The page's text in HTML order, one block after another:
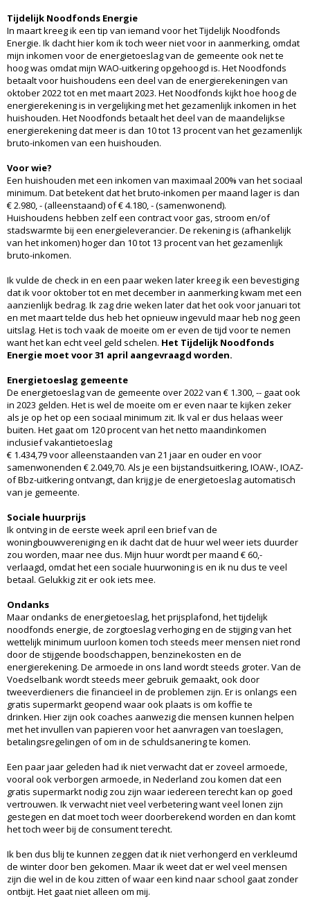
Tijdelijk Noodfonds Energie
In maart kreeg ik een tip van iemand voor het Tijdelijk Noodfonds
Energie. Ik dacht hier kom ik toch weer niet voor in aanmerking, omdat
mijn inkomen voor de energietoeslag van de gemeente ook net te
hoog was omdat mijn WAO-uitkering opgehoogd is. Het Noodfonds
betaalt voor huishoudens een deel van de energierekeningen van
oktober 2022 tot en met maart 2023. Het Noodfonds kijkt hoe hoog de
energierekening is in vergelijking met het gezamenlijk inkomen in het
huishouden. Het Noodfonds betaalt het deel van de maandelijkse
energierekening dat meer is dan 10 tot 13 procent van het gezamenlijk
bruto-inkomen van een huishouden.
Voor wie?
Een huishouden met een inkomen van maximaal 200% van het sociaal
minimum. Dat betekent dat het bruto-inkomen per maand lager is dan
€ 2.980, - (alleenstaand) of € 4.180, - (samenwonend).
Huishoudens hebben zelf een contract voor gas, stroom en/of
stadswarmte bij een energieleverancier. De rekening is (afhankelijk
van het inkomen) hoger dan 10 tot 13 procent van het gezamenlijk
bruto-inkomen.
Ik vulde de check in en een paar weken later kreeg ik een bevestiging
dat ik voor oktober tot en met december in aanmerking kwam met een
aanzienlijk bedrag. Ik zag drie weken later dat het ook voor januari tot
en met maart telde dus heb het opnieuw ingevuld maar heb nog geen
uitslag. Het is toch vaak de moeite om er even de tijd voor te nemen
want het kan echt veel geld schelen. Het Tijdelijk Noodfonds
Energie moet voor 31 april aangevraagd worden.
Energietoeslag gemeente
De energietoeslag van de gemeente over 2022 van € 1.300, -- gaat ook
in 2023 gelden. Het is wel de moeite om er even naar te kijken zeker
als je op het op een sociaal minimum zit. Ik val er dus helaas weer
buiten. Het gaat om 120 procent van het netto maandinkomen
inclusief vakantietoeslag
€ 1.434,79 voor alleenstaanden van 21 jaar en ouder en voor
samenwonenden € 2.049,70. Als je een bijstandsuitkering, IOAW-, IOAZ-
of Bbz-uitkering ontvangt, dan krijg je de energietoeslag automatisch
van je gemeente.
Sociale huurprijs
Ik ontving in de eerste week april een brief van de
woningbouwvereniging en ik dacht dat de huur wel weer iets duurder
zou worden, maar nee dus. Mijn huur wordt per maand € 60,-
verlaagd, omdat het een sociale huurwoning is en ik nu dus te veel
betaal. Gelukkig zit er ook iets mee.
Ondanks
Maar ondanks de energietoeslag, het prijsplafond, het tijdelijk
noodfonds energie, de zorgtoeslag verhoging en de stijging van het
wettelijk minimum uurloon komen toch steeds meer mensen niet rond
door de stijgende boodschappen, benzinekosten en de
energierekening. De armoede in ons land wordt steeds groter. Van de
Voedselbank wordt steeds meer gebruik gemaakt, ook door
tweeverdieners die financieel in de problemen zijn. Er is onlangs een
gratis supermarkt geopend waar ook plaats is om koffie te
drinken. Hier zijn ook coaches aanwezig die mensen kunnen helpen
met het invullen van papieren voor het aanvragen van toeslagen,
betalingsregelingen of om in de schuldsanering te komen.
Een paar jaar geleden had ik niet verwacht dat er zoveel armoede,
vooral ook verborgen armoede, in Nederland zou komen dat een
gratis supermarkt nodig zou zijn waar iedereen terecht kan op goed
vertrouwen. Ik verwacht niet veel verbetering want veel lonen zijn
gestegen en dat moet toch weer doorberekend worden en dan komt
het toch weer bij de consument terecht.
Ik ben dus blij te kunnen zeggen dat ik niet verhongerd en verkleumd
de winter door ben gekomen. Maar ik weet dat er wel veel mensen
zijn die wel in de kou zitten of waar een kind naar school gaat zonder
ontbijt. Het gaat niet alleen om mij.